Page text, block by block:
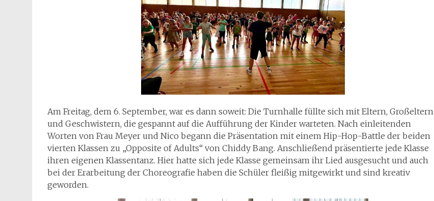
Am Freitag, dem 6. September, war es dann soweit: Die Turnhalle füllte sich mit Eltern, Großeltern
und Geschwistern, die gespannt auf die Aufführung der Kinder warteten. Nach einleitenden
Worten von Frau Meyer und Nico begann die Präsentation mit einem Hip-Hop-Battle der beiden
vierten Klassen zu „Opposite of Adults“ von Chiddy Bang. Anschließend präsentierte jede Klasse
ihren eigenen Klassentanz. Hier hatte sich jede Klasse gemeinsam ihr Lied ausgesucht und auch
bei der Erarbeitung der Choreografie haben die Schüler fleißig mitgewirkt und sind kreativ
geworden.